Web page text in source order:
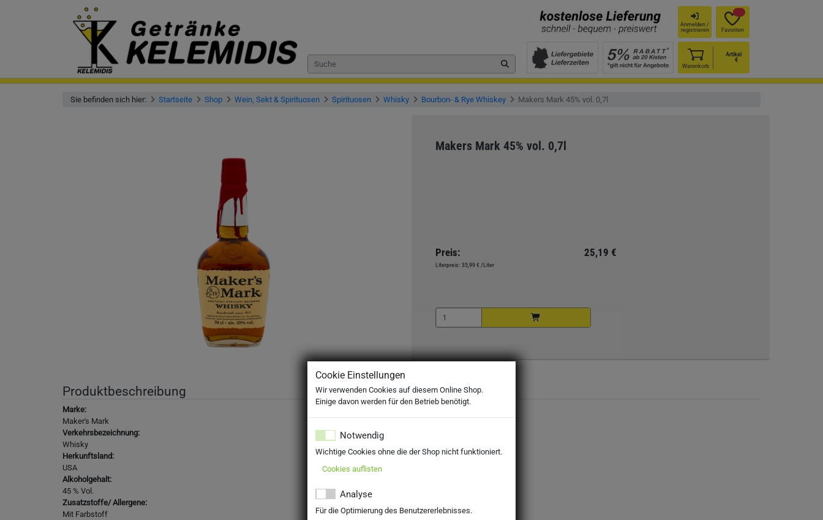
Anmelden /
registrieren
Favoriten
Warenkorb
Artikel
€
Sie befinden sich hier: Startseite Shop Wein, Sekt & Spirituosen Spirituosen Whisky Bourbon- & Rye Whiskey Makers Mark 45% vol. 0,7l
Makers Mark 45% vol. 0,7l
Preis: 25,19 €
Literpreis: 35,99 € /Liter
Produktbeschreibung
Marke:
Maker's Mark
Verkehrsbezeichnung:
Whisky
Herkunftsland:
USA
Alkoholgehalt:
45 % Vol.
Zusatzstoffe/ Allergene:
Mit Farbstoff
Cookie Einstellungen
Wir verwenden Cookies auf diesem Online Shop.
Einige davon werden für den Betrieb benötigt.
Notwendig
Wichtige Cookies ohne die der Shop nicht funktioniert.
Cookies auflisten
Analyse
Für die Optimierung des Benutzererlebnisses.